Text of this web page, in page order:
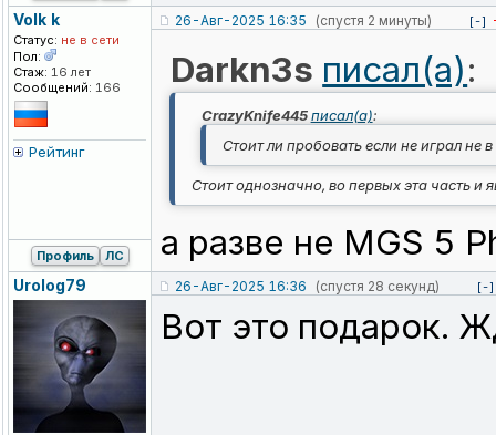
Volk k
Статус: не в сети
Пол:
Стаж: 16 лет
Сообщений: 166
Рейтинг
26-Авг-2025 16:35 (спустя 2 минуты) [-]
Darkn3s писал(а):
CrazyKnife445 писал(а):
Стоит ли пробовать если не играл не
Стоит однозначно, во первых эта часть и
а разве не MGS 5
Профиль ЛС
Urolog79 26-Авг-2025 16:36 (спустя 28 секунд) [-]
Вот это подарок.